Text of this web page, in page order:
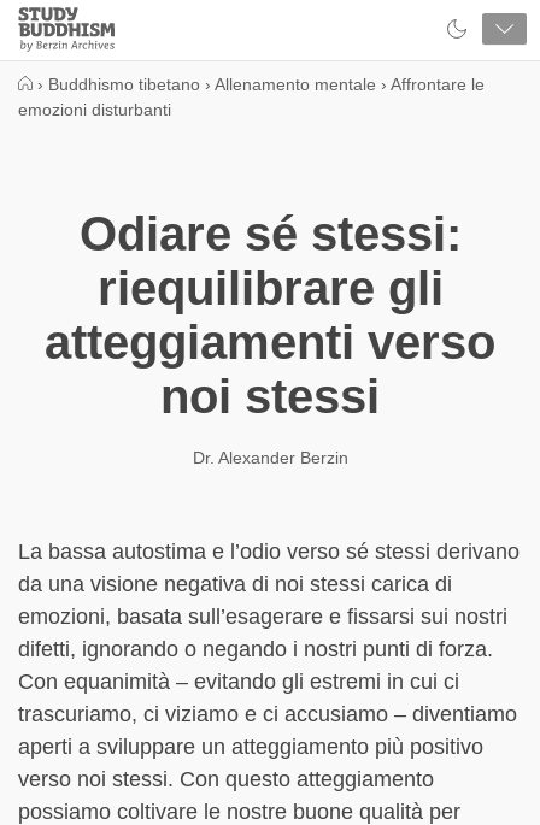
Close
Study
Buddhism
› Buddhismo tibetano › Allenamento mentale › Affrontare le
emozioni disturbanti
Odiare sé stessi:
riequilibrare gli
atteggiamenti verso
noi stessi
Dr. Alexander Berzin
La bassa autostima e l’odio verso sé stessi derivano
da una visione negativa di noi stessi carica di
emozioni, basata sull’esagerare e fissarsi sui nostri
difetti, ignorando o negando i nostri punti di forza.
Con equanimità – evitando gli estremi in cui ci
trascuriamo, ci viziamo e ci accusiamo – diventiamo
aperti a sviluppare un atteggiamento più positivo
verso noi stessi. Con questo atteggiamento
possiamo coltivare le nostre buone qualità per